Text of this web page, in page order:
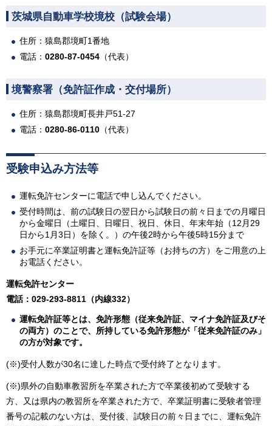
茨城県自動車学校境校（試験会場）
住所：猿島郡境町1番地
電話： 0280-87-0454 （代表）
境警察署（免許証作成・交付場所）
住所：猿島郡境町長井戸51-27
電話： 0280-86-0110 （代表）
受験申込み方法等
運転免許センターに電話で申し込んでください。
受付時間は、前の試験日の翌日から試験日の前々日までの月曜日
から金曜日（土曜日、日曜日、祝日、休日、年末年始（12月29
日から1月3日）を除く。）の午後2時から午後5時15分まで
お手元に卒業証明書と運転免許証等（お持ちの方）をご用意の上
お電話ください。
運転免許センター
電話：029-293-8811（内線332）
運転免許証等とは、免許形態（従来免許証、マイナ免許証及びそ
の両方）のことで、所持している免許形態が「従来免許証のみ」
の方が対象です。
(※)受付人数が30名に達した時点で受付終了となります。
(※)県外の自動車教習所を卒業された方で卒業後初めて受験する
方、又は県内の教習所を卒業された方で、卒業証明書に受験者管理
番号の記載のない方は、受付後、試験日の前々日までに、運転免許